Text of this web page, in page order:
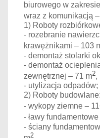
biurowego w
wraz z komunikacją
1) Roboty
- rozebranie
krawężnikami – 103
- demontaż stolarki
- demontaż
zewnętrznej – 71 m2,
- utylizacja odpadów;
2) Roboty budowlane:
- wykopy ziemne –
- ławy
- ściany
2